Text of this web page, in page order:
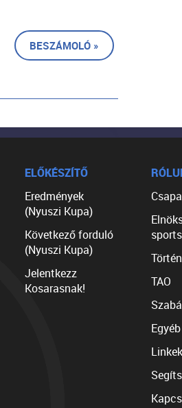
BESZÁMOLÓ »
ELŐKÉSZÍTŐ
Eredmények
(Nyuszi Kupa)
Következő forduló
(Nyuszi Kupa)
Jelentkezz
Kosarasnak!
TAO
Linkek